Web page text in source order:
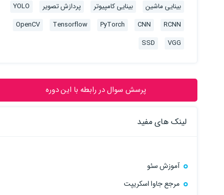
بینایی ماشین بینایی کامپیوتر پردازش تصویر
YOLO
RCNN
CNN
PyTorch
Tensorflow
OpenCV
VGG
SSD
پرسش سوال در رابطه با این دوره
لینک های مفید
آموزش سئو
مرجع جاوا اسکریپت